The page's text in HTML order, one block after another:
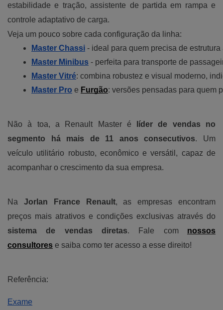
estabilidade e tração, assistente de partida em rampa e
controle adaptativo de carga.
Veja um pouco sobre cada configuração da linha:
Master Chassi - ideal para quem precisa de
Master Minibus - perfeita para transporte de
Master Vitré: combina robustez e visual moderno,
Master Pro e Furgão: versões pensadas para quem
Não à toa, a Renault Master é
líder de vendas no
segmento há mais de 11 anos consecutivos. Um
veículo utilitário robusto, econômico e versátil, capaz de
acompanhar o crescimento da sua empresa.
Na Jorlan France Renault, as empresas encontram
preços mais atrativos e condições exclusivas através do
sistema de vendas diretas. Fale com
nossos
consultores e saiba como ter acesso a esse direito!
Referência:
Exame